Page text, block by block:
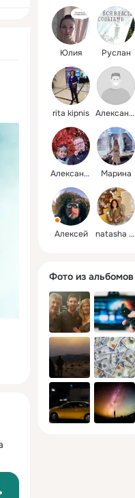
Юлия Руслан
rita kipnis Александр
Александр Марина
Алексей natasha vitaly
Фото из альбомов